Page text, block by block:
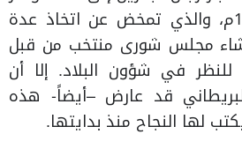
وطني في عام 1920م، والذي تمخض عن اتخاذ عدة
إنشاء مجلس شورى منتخب من قبل
للنظر في شؤون البلاد. إلا أن
قد عارض –أيضاً- هذه
لها النجاح منذ بدايتها.